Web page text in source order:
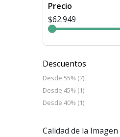
Precio
$62.949
Descuentos
Desde 55% (7)
Desde 45% (1)
Desde 40% (1)
Calidad de la Imagen